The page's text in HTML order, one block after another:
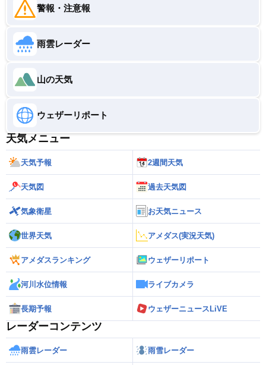
警報・注意報
雨雲レーダー
山の天気
ウェザーリポート
天気メニュー
天気予報 2週間天気
天気図 過去天気図
気象衛星 お天気ニュース
世界天気 アメダス(実況天気)
アメダスランキング ウェザーリポート
河川水位情報 ライブカメラ
長期予報 ウェザーニュースLiVE
レーダーコンテンツ
雨雲レーダー 雨雪レーダー